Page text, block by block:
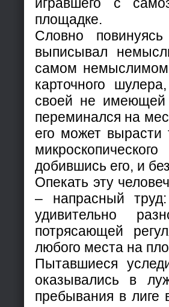
площадке.
Словно
выписывал
самом
карточного
своей не имеющей
переминался на
его может
добившись его, и
Опекать эту
– напрасный
удивительно
потрясающей
любого места на
Пытавшиеся
оказывались в
пребывания в лиге